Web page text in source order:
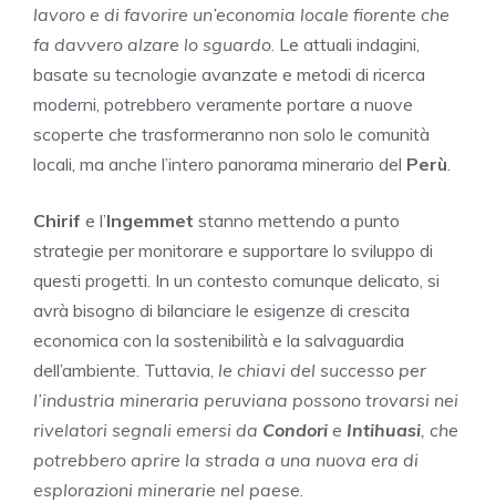
lavoro e di favorire un’economia locale fiorente che
fa davvero alzare lo sguardo. Le attuali indagini,
basate su tecnologie avanzate e metodi di ricerca
moderni, potrebbero veramente portare a nuove
scoperte che trasformeranno non solo le comunità
locali, ma anche l’intero panorama minerario del Perù.
Chirif e l’Ingemmet stanno mettendo a punto
strategie per monitorare e supportare lo sviluppo di
questi progetti. In un contesto comunque delicato, si
avrà bisogno di bilanciare le esigenze di crescita
economica con la sostenibilità e la salvaguardia
dell’ambiente. Tuttavia, le chiavi del successo per
l’industria mineraria peruviana possono trovarsi nei
rivelatori segnali emersi da Condori e Intihuasi, che
potrebbero aprire la strada a una nuova era di
esplorazioni minerarie nel paese.